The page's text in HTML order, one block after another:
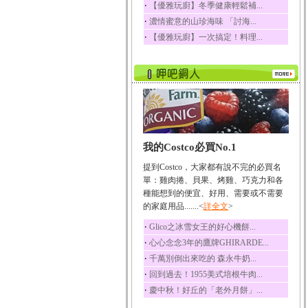
‧ 【優雅玩廚】冬季健康輕鬆補...
‧ 濃情蜜意的山珍海味 「討海...
‧ 【優雅玩廚】一次搞定！料理...
我的Costco必買No.1
提到Costco，大家都有說不完的必買名
單：雞肉捲、貝果、烤雞、巧克力和各
種能想到的便宜、好用、需要或不需要
的家庭用品.......<詳全文>
‧ Glico之冰雪女王的好心機餅...
‧ 心心念念3年的鷹牌GHIRARDE...
‧ 千萬別倒出來吃的 森永牛奶...
‧ 回到過去！1955美式培根牛肉...
‧ 慶中秋！好丘的「老外月餅」...